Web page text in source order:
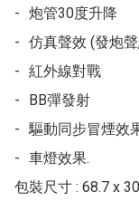
-	炮管30度升降
-	仿真聲效 (發炮聲, 機槍聲, 坦克發動聲)
-	紅外線對戰
-	BB彈發射
-	驅動同步冒煙效果
-	車燈效果.
包裝尺寸 : 68.7 x